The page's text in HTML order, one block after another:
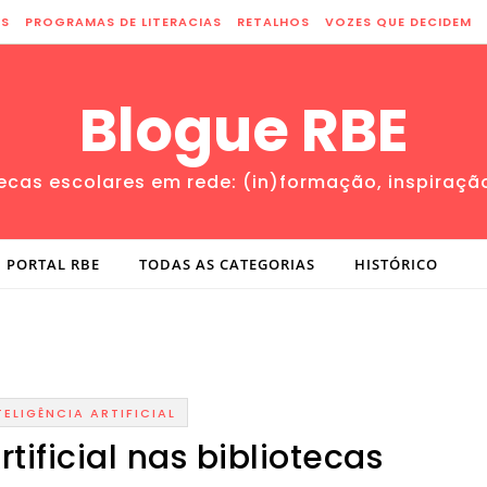
PROGRAMAS DE LITERACIAS RETALHOS VOZES QUE DECIDEM
Blogue RBE
escolares em rede: (in)formação,
PORTAL RBE TODAS AS CATEGORIAS HISTÓRICO
ARTIFICIAL
nas bibliotecas